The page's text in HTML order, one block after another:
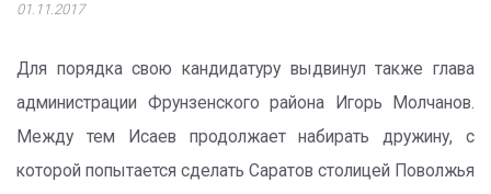
01.11.2017
Для порядка свою кандидатуру выдвинул также глава
администрации Фрунзенского района Игорь Молчанов.
Между тем Исаев продолжает набирать дружину, с
которой попытается сделать Саратов столицей Поволжья